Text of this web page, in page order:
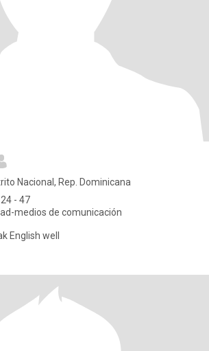
Nacional, Rep. Dominicana
- 47
medios de comunicación
English well